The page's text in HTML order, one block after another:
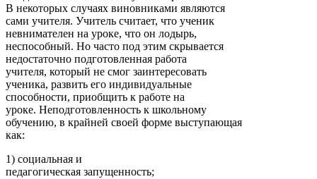
В некоторых случаях виновниками являются
сами учителя. Учитель считает, что ученик
невнимателен на уроке, что он лодырь,
неспособный. Но часто под этим скрывается
недостаточно подготовленная работа
учителя, который не смог заинтересовать
ученика, развить его индивидуальные
способности, приобщить к работе на
уроке. Неподготовленность к школьному
обучению, в крайней своей форме выступающая
как:
1) социальная и
педагогическая запущенность;